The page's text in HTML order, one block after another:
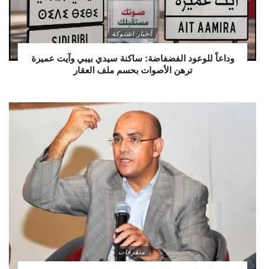
أخبار اشتوكة
وداعاً للوعود الفضفاضة: ساكنة سيدي بيبي وآيت عميرة
ترهن الأصوات بحسم ملف العقار
متفرقات